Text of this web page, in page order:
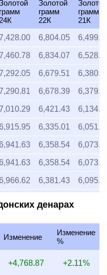
грамм
24К
Золотой
грамм
22К
Золотой
грамм
21К
6,804.05
6,834.07
6,679.51
6,678.39
6,421.43
6,335.01
6,358.54
6,358.54
6,381.43
7,019.25 6,429.63
6,483.64
7,043.12
денарах
Изменение
Изменение
%
+4,768.87 +2.11%